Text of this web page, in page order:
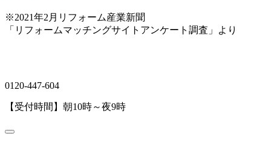
※2021年2月リフォーム産業新聞
「リフォームマッチングサイトアンケート調査」より
0120-447-604
【受付時間】朝10時～夜9時